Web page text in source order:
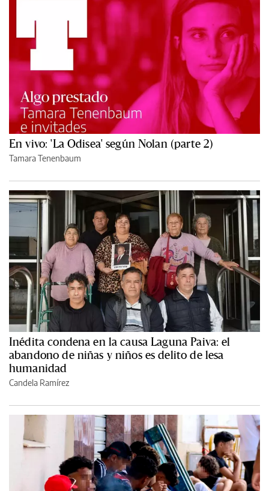
En vivo: 'La Odisea' según Nolan (parte 2)
Tamara Tenenbaum
Inédita condena en la causa Laguna Paiva: el
abandono de niñas y niños es delito de lesa
humanidad
Candela Ramírez